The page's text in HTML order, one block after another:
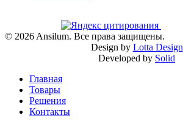
© 2026 Ansilum. Все права защищены.
Design by Lotta Design
Developed by Solid
Главная
Товары
Решения
Контакты